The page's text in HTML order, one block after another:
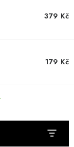
379 Kč
179 Kč